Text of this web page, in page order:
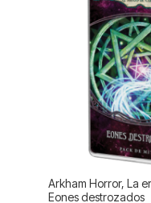
Arkham Horror, La
Eones destrozados